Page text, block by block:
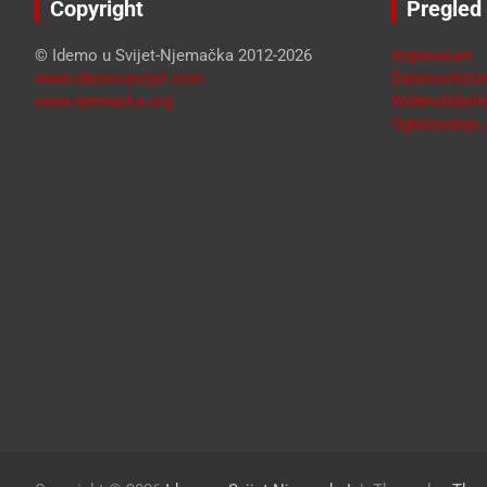
Copyright
© Idemo u Svijet-Njemačka 2012-2026
www.idemousvijet.com
www.njemacka.org
Pregled
Impressum